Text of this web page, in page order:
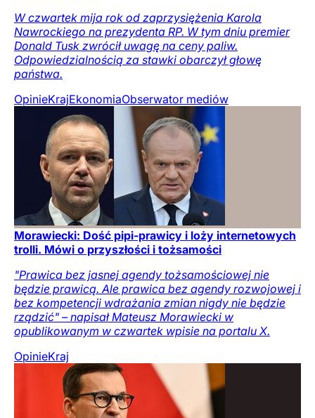
W czwartek mija rok od zaprzysiężenia Karola
Nawrockiego na prezydenta RP. W tym dniu premier
Donald Tusk zwrócił uwagę na ceny paliw.
Odpowiedzialnością za stawki obarczył głowę
państwa.
OpinieKrajEkonomiaObserwator mediów
Morawiecki: Dość pipi-prawicy i loży internetowych
trolli. Mówi o przyszłości i tożsamości
"Prawica bez jasnej agendy tożsamościowej nie
będzie prawicą. Ale prawica bez agendy rozwojowej i
bez kompetencji wdrażania zmian nigdy nie będzie
rządzić" – napisał Mateusz Morawiecki w
opublikowanym w czwartek wpisie na portalu X.
OpinieKraj